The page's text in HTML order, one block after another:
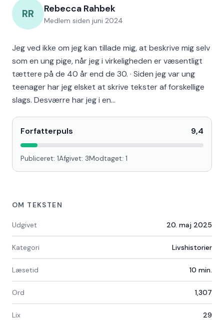
RR Rebecca Rahbek
Medlem siden juni 2024
Jeg ved ikke om jeg kan tillade mig, at beskrive mig selv
som en ung pige, når jeg i virkeligheden er væsentligt
tættere på de 40 år end de 30. · Siden jeg var ung
teenager har jeg elsket at skrive tekster af forskellige
slags. Desværre har jeg i en…
Forfatterpuls 9,4
Publiceret: 1Afgivet: 3Modtaget: 1
OM TEKSTEN
Udgivet 20. maj 2025
Kategori Livshistorier
Læsetid 10 min.
Ord 1,307
Lix 29